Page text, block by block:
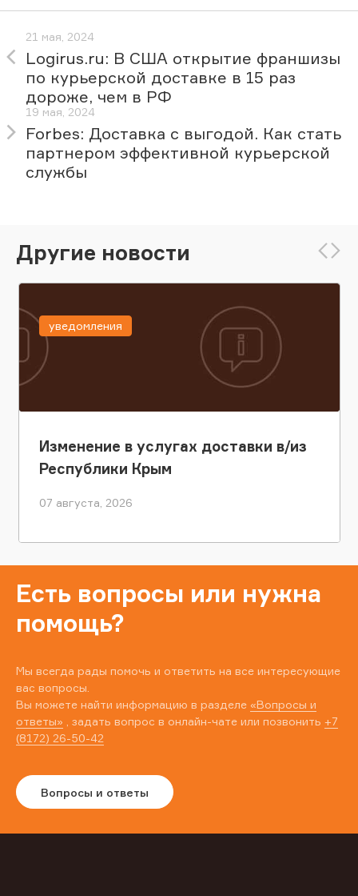
21 мая, 2024
Logirus.ru: В США открытие франшизы
по курьерской доставке в 15 раз
дороже, чем в РФ
19 мая, 2024
Forbes: Доставка с выгодой. Как стать
партнером эффективной курьерской
службы
Другие новости
Изменение в услугах доставки в/из
Республики Крым
07 августа, 2026
уведомления
Есть вопросы или нужна
помощь?
Мы всегда рады помочь и ответить на все интересующие
вас вопросы.
Вы можете найти информацию в разделе «Вопросы и
ответы» , задать вопрос в онлайн-чате или позвонить +7
(8172) 26-50-42
Вопросы и ответы